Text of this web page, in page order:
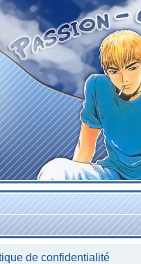
de confidentialité